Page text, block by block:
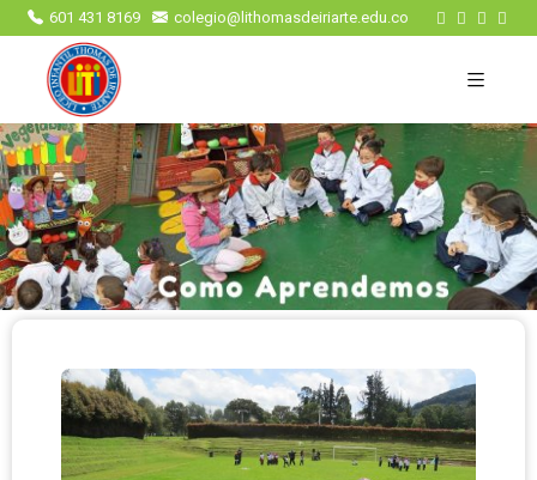
601 431 8169 colegio@lithomasdeiriarte.edu.co